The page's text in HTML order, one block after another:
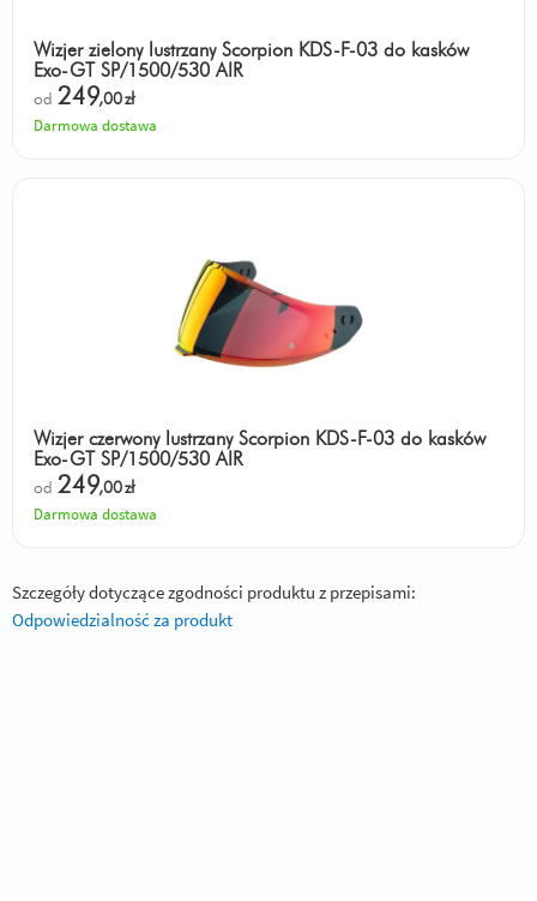
Wizjer zielony lustrzany Scorpion KDS-F-03 do kasków
Exo-GT SP/1500/530 AIR
od 249,00zł
Darmowa dostawa
Wizjer czerwony lustrzany Scorpion KDS-F-03 do kasków
Exo-GT SP/1500/530 AIR
od 249,00zł
Darmowa dostawa
Szczegóły dotyczące zgodności produktu z przepisami:
Odpowiedzialność za produkt